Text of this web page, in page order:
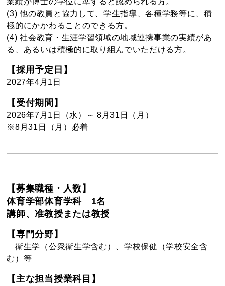
(3) 他の教員と協力して、学生指導、各種学務等に、積
極的にかかわることのできる方。
(4) 社会教育・生涯学習領域の地域連携事業の実績があ
る、あるいは積極的に取り組んでいただける方。
【採用予定日】
2027年4月1日
【受付期間】
2026年7月1日（水）～ 8月31日（月）
※8月31日（月）必着
【募集職種・人数】
体育学部体育学科 1名
講師、准教授または教授
【専門分野】
衛生学（公衆衛生学含む）、学校保健（学校安全含
む）等
【主な担当授業科目】